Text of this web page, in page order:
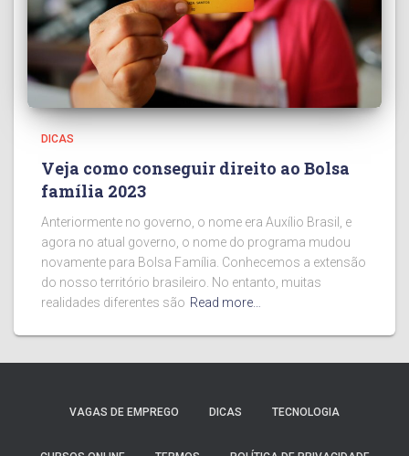
DICAS
Veja como conseguir direito ao Bolsa
família 2023
Anteriormente no governo, o nome era Auxílio Brasil, e
agora no atual governo, o nome do programa mudou
novamente para Bolsa Família. Conhecemos a extensão
do nosso território brasileiro. No entanto, muitas
realidades diferentes são Read more…
VAGAS DE EMPREGO DICAS TECNOLOGIA